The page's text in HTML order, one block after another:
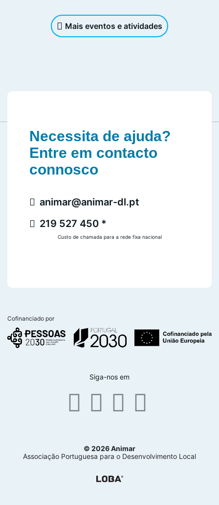
Mais eventos e atividades
Necessita de ajuda?
Entre em contacto
connosco
219 527 450 *
animar@animar-dl.pt
Custo de chamada para a rede fixa nacional
Cofinanciado por
Siga-nos em
© 2026 Animar
Associação Portuguesa para o Desenvolvimento Local